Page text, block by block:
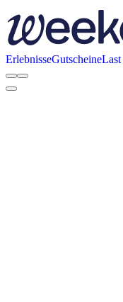
ErlebnisseGutscheine